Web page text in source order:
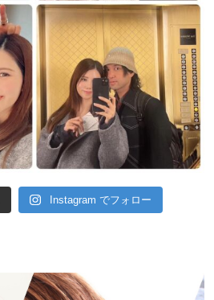
Instagram でフォロー